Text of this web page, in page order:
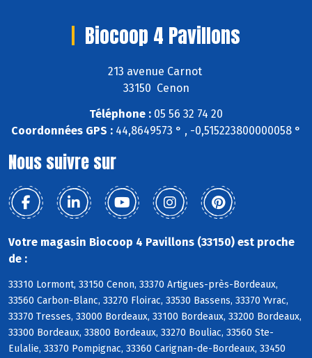
Biocoop 4 Pavillons
213 avenue Carnot
33150 Cenon
Téléphone : 05 56 32 74 20
Coordonnées GPS : 44,8649573 ° , -0,515223800000058 °
Nous suivre sur
Votre magasin Biocoop 4 Pavillons (33150) est proche
de :
33310 Lormont, 33150 Cenon, 33370 Artigues-près-Bordeaux,
33560 Carbon-Blanc, 33270 Floirac, 33530 Bassens, 33370 Yvrac,
33370 Tresses, 33000 Bordeaux, 33100 Bordeaux, 33200 Bordeaux,
33300 Bordeaux, 33800 Bordeaux, 33270 Bouliac, 33560 Ste-
Eulalie, 33370 Pompignac, 33360 Carignan-de-Bordeaux, 33450